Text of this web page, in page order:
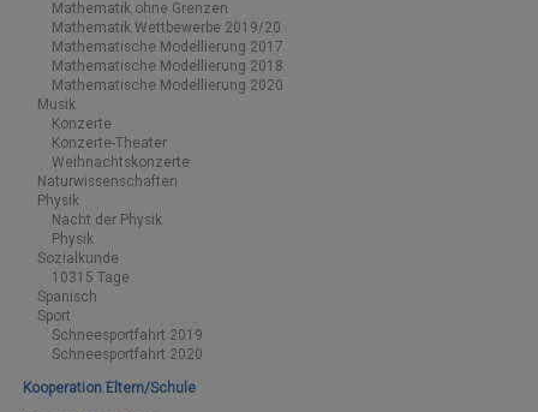
Mathematik ohne Grenzen
Mathematik Wettbewerbe 2019/20
Mathematische Modellierung 2017
Mathematische Modellierung 2018
Mathematische Modellierung 2020
Musik
Konzerte
Konzerte-Theater
Weihnachtskonzerte
Naturwissenschaften
Physik
Nacht der Physik
Physik
Sozialkunde
10315 Tage
Spanisch
Sport
Schneesportfahrt 2019
Schneesportfahrt 2020
Kooperation Eltern/Schule